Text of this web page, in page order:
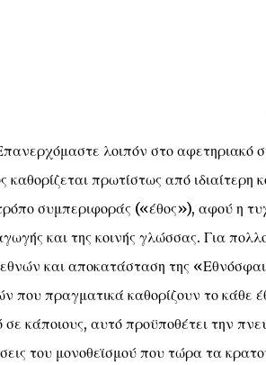
λοιπόν στο αφετηριακό
καθορίζεται πρωτίστως απόιδιαίτερη
συμπεριφοράς («έθος»), αφού η
και της κοινής γλώσσας. Για
και αποκατάσταση της
που πραγματικά καθορίζουν το κάθε
σε κάποιους, αυτό προϋποθέτει την
του μονοθεϊσμού που τώρα τα